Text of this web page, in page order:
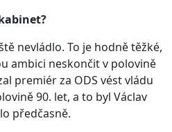
nevládlo. To je hodně těžké,
ambici neskončit v polovině
premiér za ODS vést vládu
90. let, a to byl Václav
předčasně.